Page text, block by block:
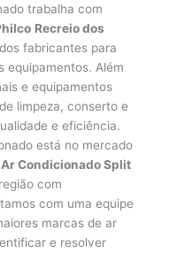
trabalha com
Recreio dos
fabricantes para
equipamentos. Além
e equipamentos
limpeza, conserto e
e eficiência.
está no mercado
Condicionado Split
com
com uma equipe
marcas de ar
e resolver